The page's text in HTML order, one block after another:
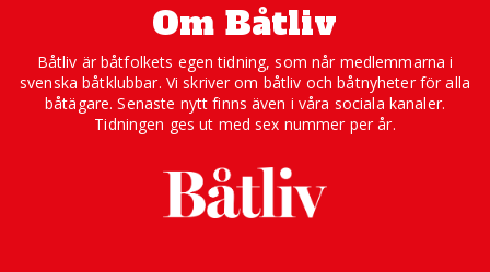
Om Båtliv
Båtliv är båtfolkets egen tidning, som når medlemmarna i
svenska båtklubbar. Vi skriver om båtliv och båtnyheter för alla
båtägare. Senaste nytt finns även i våra sociala kanaler.
Tidningen ges ut med sex nummer per år.